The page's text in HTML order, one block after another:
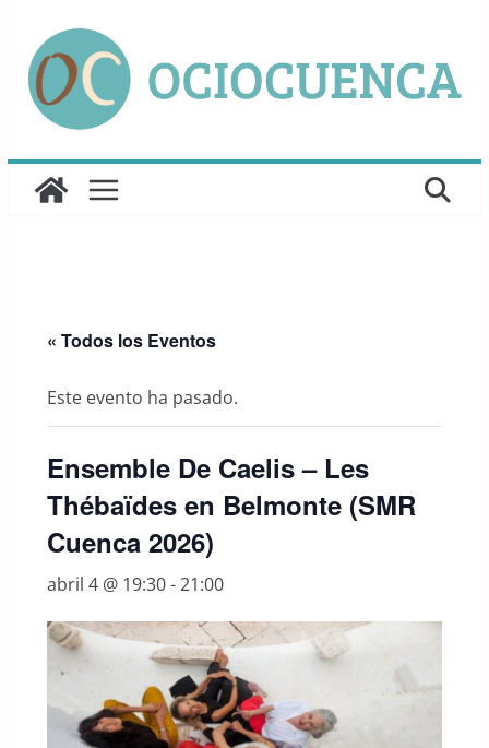
contenido
« Todos los Eventos
Este evento ha pasado.
Ensemble De Caelis – Les
Thébaïdes en Belmonte (SMR
Cuenca 2026)
abril 4 @ 19:30-21:00